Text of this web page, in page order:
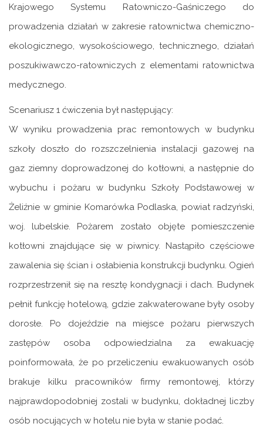
Krajowego Systemu Ratowniczo-Gaśniczego do
prowadzenia działań w zakresie ratownictwa chemiczno-
ekologicznego, wysokościowego, technicznego, działań
poszukiwawczo-ratowniczych z elementami ratownictwa
medycznego.
Scenariusz 1 ćwiczenia był następujący:
W wyniku prowadzenia prac remontowych w budynku
szkoły doszło do rozszczelnienia instalacji gazowej na
gaz ziemny doprowadzonej do kotłowni, a następnie do
wybuchu i pożaru w budynku Szkoły Podstawowej w
Żeliźnie w gminie Komarówka Podlaska, powiat radzyński,
woj. lubelskie. Pożarem zostało objęte pomieszczenie
kotłowni znajdujące się w piwnicy. Nastąpiło częściowe
zawalenia się ścian i osłabienia konstrukcji budynku. Ogień
rozprzestrzenił się na resztę kondygnacji i dach. Budynek
pełnił funkcję hotelową, gdzie zakwaterowane były osoby
dorosłe. Po dojeździe na miejsce pożaru pierwszych
zastępów osoba odpowiedzialna za ewakuację
poinformowała, że po przeliczeniu ewakuowanych osób
brakuje kilku pracowników firmy remontowej, którzy
najprawdopodobniej zostali w budynku, dokładnej liczby
osób nocujących w hotelu nie była w stanie podać.